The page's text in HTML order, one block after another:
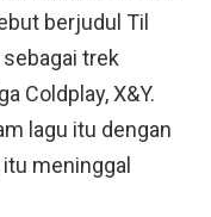
berjudul Til
trek
Coldplay, X&Y.
lagu itu dengan
meninggal